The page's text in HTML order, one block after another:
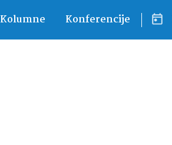
Kolumne Konferencije